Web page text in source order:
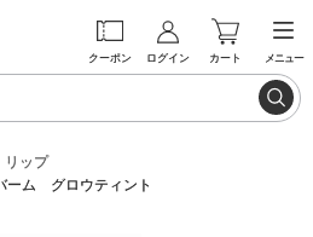
クーポン ログイン カート メニュー
リップ
ム グロウティント